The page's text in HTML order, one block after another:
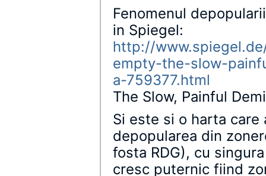
Fenomenul
in Spiegel:
http://
empty-the-slow-
a-759377.html
The Slow, Painful
Si este si o harta
depopularea din
fosta RDG), cu
cresc puternic fiind